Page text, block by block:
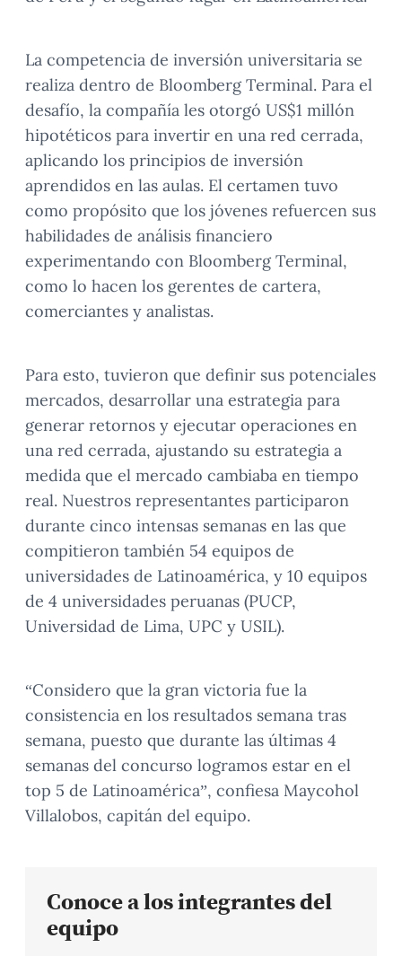
La competencia de inversión universitaria se
realiza dentro de Bloomberg Terminal. Para el
desafío, la compañía les otorgó US$1 millón
hipotéticos para invertir en una red cerrada,
aplicando los principios de inversión
aprendidos en las aulas. El certamen tuvo
como propósito que los jóvenes refuercen sus
habilidades de análisis financiero
experimentando con Bloomberg Terminal,
como lo hacen los gerentes de cartera,
comerciantes y analistas.
Para esto, tuvieron que definir sus potenciales
mercados, desarrollar una estrategia para
generar retornos y ejecutar operaciones en
una red cerrada, ajustando su estrategia a
medida que el mercado cambiaba en tiempo
real. Nuestros representantes participaron
durante cinco intensas semanas en las que
compitieron también 54 equipos de
universidades de Latinoamérica, y 10 equipos
de 4 universidades peruanas (PUCP,
Universidad de Lima, UPC y USIL).
“Considero que la gran victoria fue la
consistencia en los resultados semana tras
semana, puesto que durante las últimas 4
semanas del concurso logramos estar en el
top 5 de Latinoamérica”, confiesa Maycohol
Villalobos, capitán del equipo.
Conoce a los integrantes del
equipo